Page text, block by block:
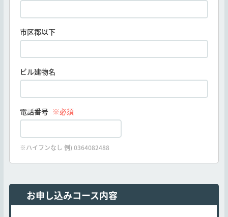
市区郡以下
ビル建物名
電話番号 ※必須
※ハイフンなし 例) 0364082488
お申し込みコース内容